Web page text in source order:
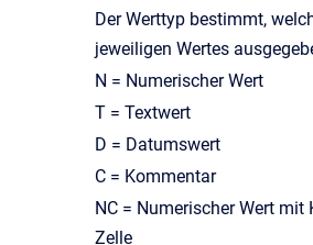
Der Werttyp bestimmt,
jeweiligen Wertes
N = Numerischer Wert
T = Textwert
D = Datumswert
C = Kommentar
NC = Numerischer Wert
Zelle